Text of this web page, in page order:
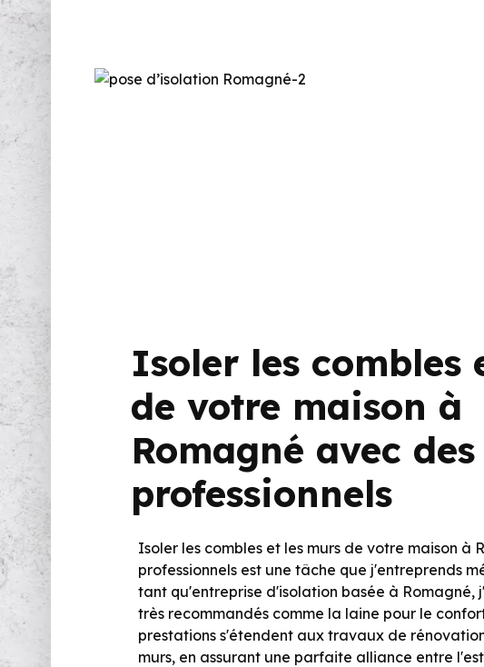
Isoler les combles
de votre maison à
Romagné avec des
professionnels
Isoler les combles et les murs de votre maison à
professionnels est une tâche que j'entreprends
tant qu'entreprise d'isolation basée à Romagné,
très recommandés comme la laine pour le
prestations s'étendent aux travaux de
murs, en assurant une parfaite alliance entre